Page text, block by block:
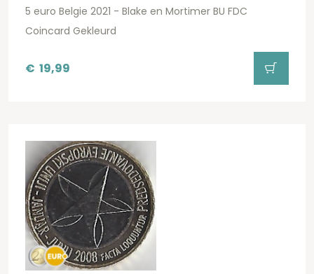
5 euro Belgie 2021 - Blake en Mortimer BU FDC
Coincard Gekleurd
€ 19,99